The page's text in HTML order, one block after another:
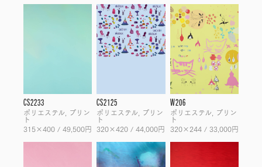
CS2233
ポリエステル, プリン
ト
315×400 / 49,500円
CS2125
ポリエステル, プリン
ト
320×420 / 44,000円
W206
ポリエステル, プリン
ト
320×244 / 33,000円